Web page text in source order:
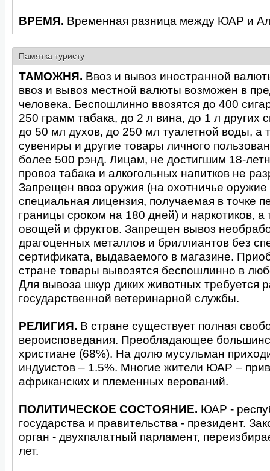
ВРЕМЯ. Временная разница между ЮАР и
Памятка туристу
ТАМОЖНЯ. Ввоз и вывоз иностранной
ввоз и вывоз местной валюты возможен в
человека. Беспошлинно ввозятся до 400
250 грамм табака, до 2 л вина, до 1 л других
до 50 мл духов, до 250 мл туалетной воды, а
сувениры и другие товары личного
более 500 рэнд. Лицам, не достигшим 18-
провоз табака и алкогольных напитков не
Запрещен ввоз оружия (на охотничье оружие
специальная лицензия, получаемая в точке
границы сроком на 180 дней) и наркотиков, а
овощей и фруктов. Запрещен вывоз
драгоценных металлов и бриллиантов без
сертификата, выдаваемого в магазине.
стране товары вывозятся беспошлинно в
Для вывоза шкур диких животных требуется
государственной ветеринарной службы.
РЕЛИГИЯ. В стране существует полная
вероисповедания. Преобладающее
христиане (68%). На долю мусульман
индуистов – 1.5%. Многие жители ЮАР –
африканских и племенных верований.
ПОЛИТИЧЕСКОЕ СОСТОЯНИЕ. ЮАР -
государства и правительства - президент.
орган - двухпалатный парламент,
лет.